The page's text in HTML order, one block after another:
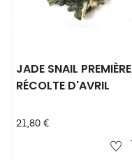
JADE SNAIL PREMIÈRE
RÉCOLTE D'AVRIL
Prix
21,80 €